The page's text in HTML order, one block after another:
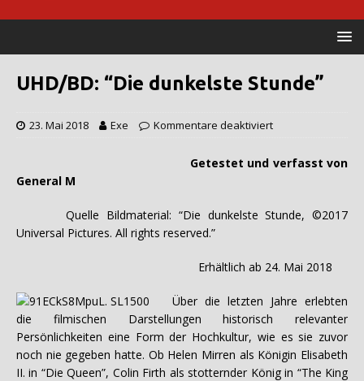
UHD/BD: “Die dunkelste Stunde”
23. Mai 2018 Exe Kommentare deaktiviert
Getestet und verfasst von
General M
Quelle Bildmaterial: “Die dunkelste Stunde, ©2017
Universal Pictures. All rights reserved.”
Erhältlich ab 24. Mai 2018
Über die letzten Jahre erlebten
die filmischen Darstellungen historisch relevanter
Persönlichkeiten eine Form der Hochkultur, wie es sie zuvor
noch nie gegeben hatte. Ob Helen Mirren als Königin Elisabeth
II. in “Die Queen”, Colin Firth als stotternder König in “The King